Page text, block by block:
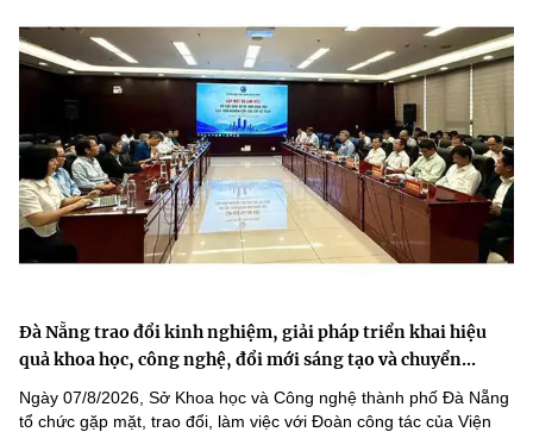
Đà Nẵng trao đổi kinh nghiệm, giải pháp triển khai hiệu
quả khoa học, công nghệ, đổi mới sáng tạo và chuyển...
Ngày 07/8/2026, Sở Khoa học và Công nghệ thành phố Đà Nẵng
tổ chức gặp mặt, trao đổi, làm việc với Đoàn công tác của Viện